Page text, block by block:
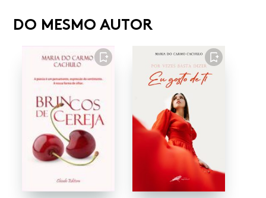
DO MESMO AUTOR
FAVORITO FAVORITO